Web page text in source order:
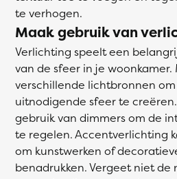
te verhogen.
Maak gebruik van
Verlichting speelt een
van de sfeer in je woonkamer.
verschillende lichtbronnen
uitnodigende sfeer te
gebruik van dimmers om de
te regelen. Accentverlichting
om kunstwerken of
benadrukken. Vergeet niet